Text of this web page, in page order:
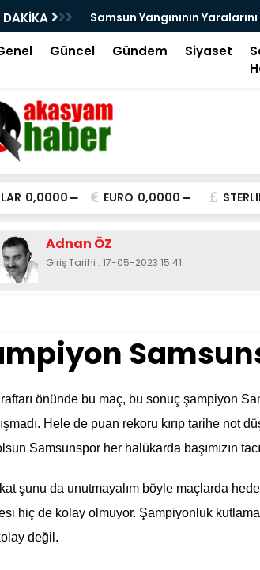
DAKİKAYaralarını Kutsal Emanetler Sardı
Güncel Gündem Siyaset
0,0000 EURO 0,0000
Adnan ÖZ
Giriş Tarihi : 17-05-2023 15:41
önünde bu maç, bu sonuç şampiyon
Hele de puan rekoru kırıp tarihe not
Samsunspor her halükarda başımızın
şunu da unutmayalım böyle maçlarda
hiç de kolay olmuyor. Şampiyonluk
değil.